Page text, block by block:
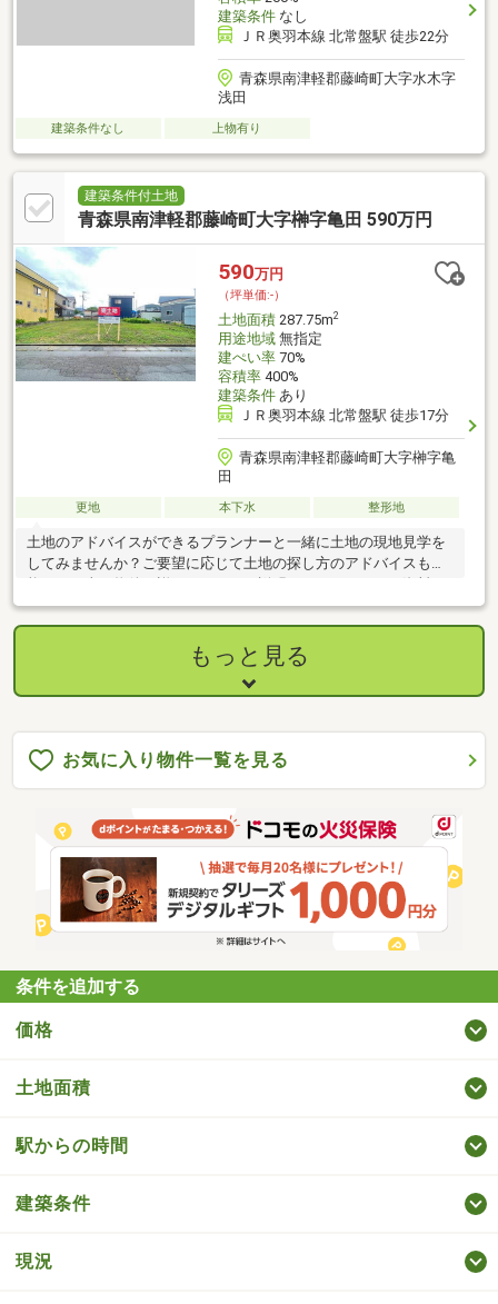
建築条件なし
ＪＲ奥羽本線 北常盤駅 徒歩22分
青森県南津軽郡藤崎町大字水木字
浅田
建築条件なし 上物有り
建築条件付土地
青森県南津軽郡藤崎町大字榊字亀田 590万円
590万円
（坪単価:-）
土地面積287.75m2
用途地域無指定
建ぺい率70%
容積率400%
建築条件あり
ＪＲ奥羽本線 北常盤駅 徒歩17分
青森県南津軽郡藤崎町大字榊字亀
田
更地 本下水 整形地
土地のアドバイスができるプランナーと一緒に土地の現地見学を
してみませんか？ご要望に応じて土地の探し方のアドバイスも可
お渡しいたします。ご希望の方は【見学予約する】タブよりご希
望の日時を選択いただき、お気軽にご予約下さい。 ～現地見学で
できること～・周辺環境の確認・土地の向き、広さ、接道、隣地
との境界線等の確認・プランナーが土地の特徴とお客様のご希望
を伺います。・見学後は弊社にお越しいただきプランの詳細のご
はお問合せフォーム【連絡事項】にご記載ください。
もっと見る
お気に入り物件一覧を見る
条件を追加する
価格
土地面積
駅からの時間
建築条件
現況